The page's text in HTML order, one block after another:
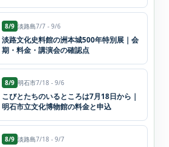
8/9 淡路島7/7 - 9/6
淡路文化史料館の洲本城500年特別展｜会
期・料金・講演会の確認点
8/9 明石市7/18 - 9/6
こびとたちのいるところは7月18日から｜
明石市立文化博物館の料金と申込
8/9 淡路島7/18 - 9/7